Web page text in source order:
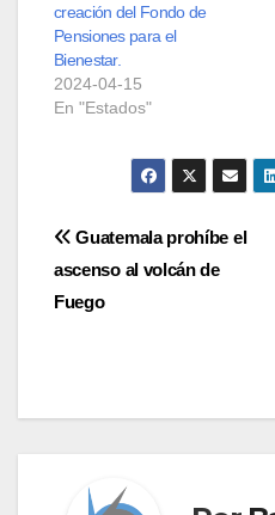
creación del Fondo de
Pensiones para el
Bienestar.
2024-04-15
En "Estados"
Navegación
de
Guatemala prohíbe el
ascenso al volcán de
Fuego